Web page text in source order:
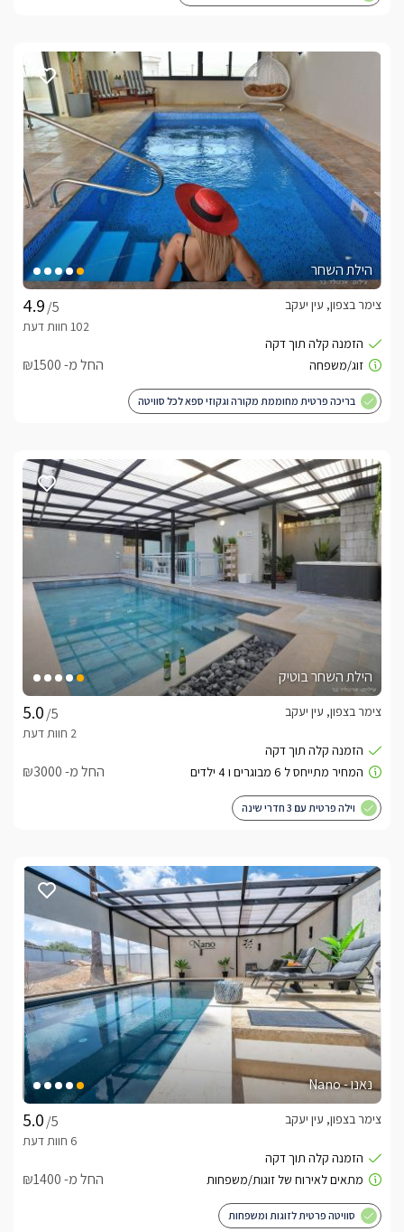
הילת השחר
/5
צימר בצפון, עין יעקב
החל מ- ₪1500
בריכה פרטית מחוממת מקורה וגקוזי ספא לכל סוויטה
הילת השחר בוטיק
/5
צימר בצפון, עין יעקב
החל מ- ₪3000
וילה פרטית עם 3 חדרי שינה
נאנו - Nano
/5
צימר בצפון, עין יעקב
החל מ- ₪1400
סוויטה פרטית לזוגות ומשפחות